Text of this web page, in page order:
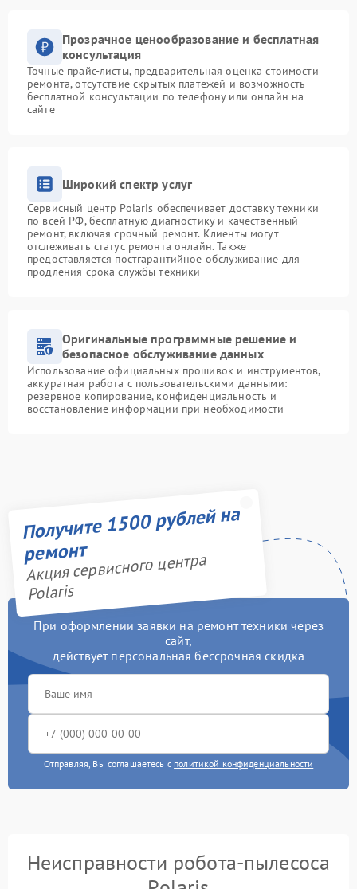
Прозрачное ценообразование и бесплатная
консультация
Точные прайс-листы, предварительная оценка стоимости
ремонта, отсутствие скрытых платежей и возможность
бесплатной консультации по телефону или онлайн на
сайте
Широкий спектр услуг
Сервисный центр Polaris обеспечивает доставку техники
по всей РФ, бесплатную диагностику и качественный
ремонт, включая срочный ремонт. Клиенты могут
отслеживать статус ремонта онлайн. Также
предоставляется постгарантийное обслуживание для
продления срока службы техники
Оригинальные программные решение и
безопасное обслуживание данных
Использование официальных прошивок и инструментов,
аккуратная работа с пользовательскими данными:
резервное копирование, конфиденциальность и
восстановление информации при необходимости
Получите 1500 рублей на
ремонт
Акция сервисного центра
Polaris
При оформлении заявки на ремонт техники через
сайт,
действует персональная бессрочная скидка
Отправляя, Вы соглашаетесь с политикой конфиденциальности
Неисправности робота-пылесоса